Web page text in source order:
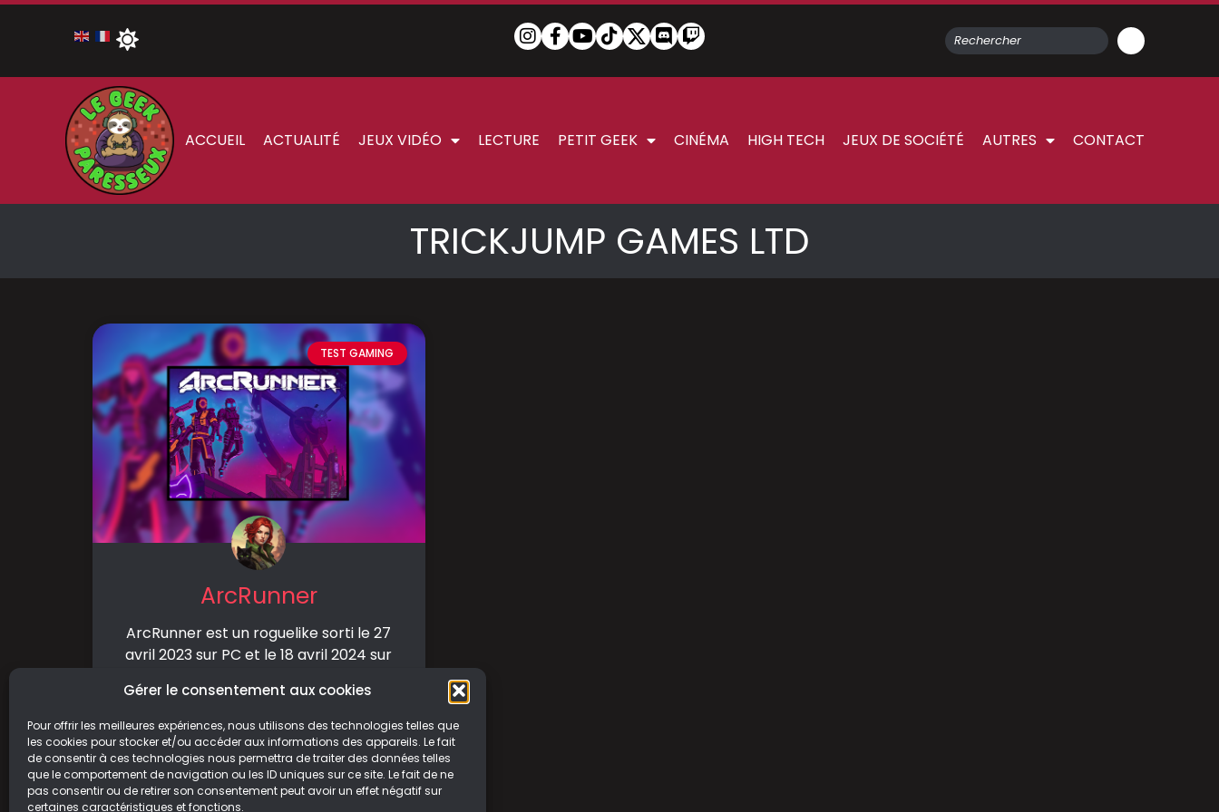
Gérer le consentement aux cookies
Pour offrir les meilleures expériences, nous utilisons des technologies telles que
les cookies pour stocker et/ou accéder aux informations des appareils. Le fait
de consentir à ces technologies nous permettra de traiter des données telles
que le comportement de navigation ou les ID uniques sur ce site. Le fait de ne
pas consentir ou de retirer son consentement peut avoir un effet négatif sur
certaines caractéristiques et fonctions.
ACCUEIL ACTUALITÉ JEUX VIDÉO LECTURE PETIT GEEK CINÉMA HIGH TECH JEUX DE SOCIÉTÉ AUTRES CONTACT
TRICKJUMP GAMES LTD
TEST GAMING
ArcRunner
ArcRunner est un roguelike sorti le 27
avril 2023 sur PC et le 18 avril 2024 sur
26/04/2024